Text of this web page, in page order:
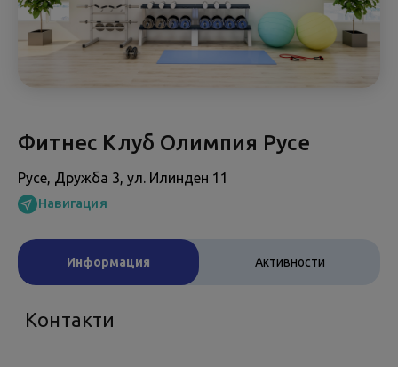
Фитнес Клуб Олимпия Русе
Русе, Дружба 3, ул. Илинден 11
Навигация
Информация Активности
Контакти